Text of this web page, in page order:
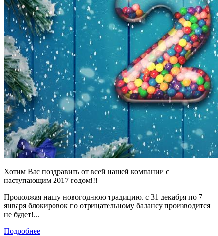
Хотим Вас поздравить от всей нашей компании c
наступающим 2017 годом!!!
Продолжая нашу новогоднюю традицию, с 31 декабря по 7
января блокировок по отрицательному балансу производится
не будет!...
Подробнее